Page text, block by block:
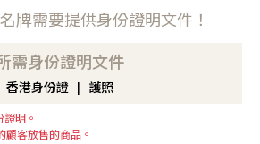
牌需要提供身份證明文件！
需身份證明文件
香港身份證 護照
明。
客放售的商品。